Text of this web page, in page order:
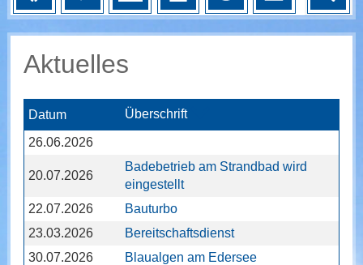
Aktuelles
Datum Überschrift
26.06.2026
20.07.2026
Badebetrieb am Strandbad wird
eingestellt
22.07.2026
Bauturbo
23.03.2026
Bereitschaftsdienst
30.07.2026
Blaualgen am Edersee